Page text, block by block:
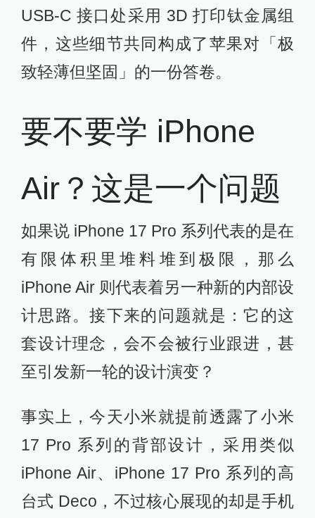
USB-C 接口处采用 3D 打印钛金属组
件，这些细节共同构成了苹果对「极
致轻薄但坚固」的一份答卷。
要不要学 iPhone
Air？这是一个问题
如果说 iPhone 17 Pro 系列代表的是在
有限体积里堆料堆到极限，那么
iPhone Air 则代表着另一种新的内部设
计思路。接下来的问题就是：它的这
套设计理念，会不会被行业跟进，甚
至引发新一轮的设计演变？
事实上，今天小米就提前透露了小米
17 Pro 系列的背部设计，采用类似
iPhone Air、iPhone 17 Pro 系列的高
台式 Deco，不过核心展现的却是手机